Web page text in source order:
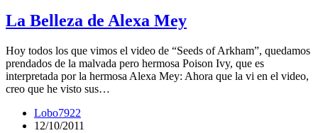
La Belleza de Alexa Mey
Hoy todos los que vimos el video de “Seeds of Arkham”, quedamos
prendados de la malvada pero hermosa Poison Ivy, que es
interpretada por la hermosa Alexa Mey: Ahora que la vi en el video,
creo que he visto sus…
Lobo7922
12/10/2011